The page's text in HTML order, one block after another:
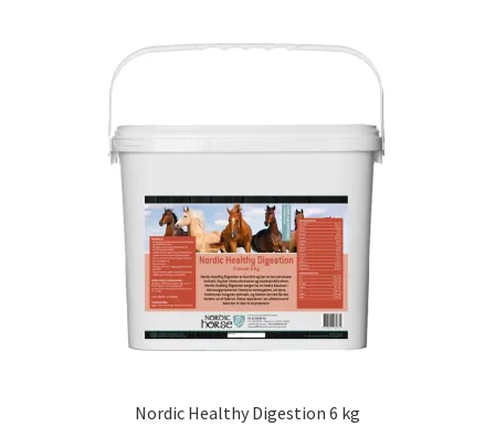
Nordic Healthy Digestion 6 kg